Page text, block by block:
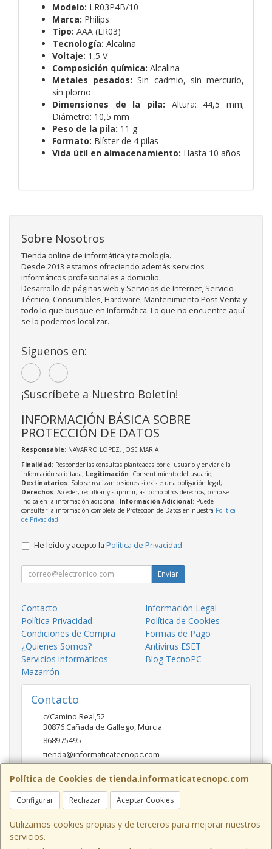
Modelo: LR03P4B/10
Marca: Philips
Tipo: AAA (LR03)
Tecnología: Alcalina
Voltaje: 1,5 V
Composición química: Alcalina
Metales pesados: Sin cadmio, sin mercurio,
sin plomo
Dimensiones de la pila: Altura: 44,5 mm;
Diámetro: 10,5 mm
Peso de la pila: 11 g
Formato: Blíster de 4 pilas
Vida útil en almacenamiento: Hasta 10 años
Política de Cookies de tienda.informaticatecnopc.com
Configurar Rechazar Aceptar Cookies
Utilizamos cookies propias y de terceros para mejorar nuestros
servicios.
Sobre Nosotros
Tienda online de informática y tecnología.
Desde 2013 estamos ofreciendo además servicios
informáticos profesionales a domicilio.
Desarrollo de páginas web y Servicios de Internet, Servicio
Técnico, Consumibles, Hardware, Mantenimiento Post-Venta y
todo lo que busque en Informática. Lo que no encuentre aquí
se lo podemos localizar.
Síguenos en:
¡Suscríbete a Nuestro Boletín!
INFORMACIÓN BÁSICA SOBRE
PROTECCIÓN DE DATOS
Responsable: NAVARRO LOPEZ, JOSE MARIA
Finalidad: Responder las consultas planteadas por el usuario y enviarle la
información solicitada; Legitimación: Consentimiento del usuario;
Destinatarios: Solo se realizan cesiones si existe una obligación legal;
Derechos: Acceder, rectificar y suprimir, así como otros derechos, como se
indica en la información adicional; Información Adicional: Puede
consultar la información completa de Protección de Datos en nuestra Política
de Privacidad
He leído y acepto la Política de Privacidad.
Enviar
Contacto
Información Legal
Política Privacidad
Política de Cookies
Condiciones de Compra
Formas de Pago
¿Quienes Somos?
Antivirus ESET
Servicios informáticos
Mazarrón
Blog TecnoPC
Contacto
c/Camino Real,52
30876 Cañada de Gallego,Murcia
868975495
tienda@informaticatecnopc.com
Horario
9:00-14:00 15:00-19:30